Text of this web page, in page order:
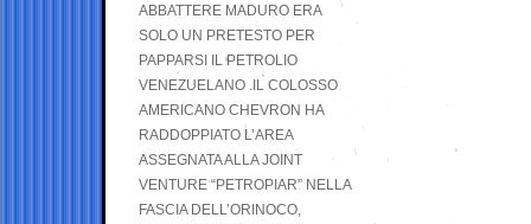
ABBATTERE MADURO ERA
SOLO UN PRETESTO PER
PAPPARSI IL PETROLIO
VENEZUELANO .IL COLOSSO
AMERICANO CHEVRON HA
RADDOPPIATO L’AREA
ASSEGNATA ALLA JOINT
VENTURE “PETROPIAR” NELLA
FASCIA DELL’ORINOCO,